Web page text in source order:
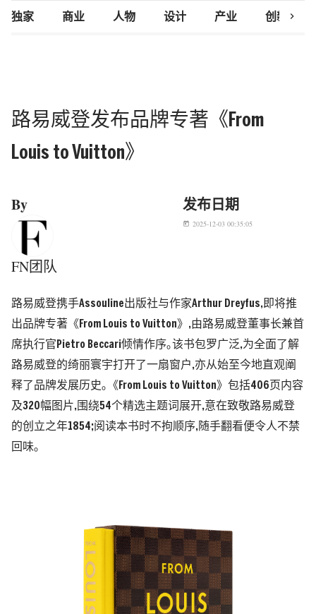
独家 商业 人物 设计 产业 创新研究
chevron_right
路易威登发布品牌专著《From
Louis to Vuitton》
By
FN团队
发布日期
today 2025-12-03 00:35:05
路易威登携手Assouline出版社与作家Arthur Dreyfus,即将推
出品牌专著《From Louis to Vuitton》,由路易威登董事长兼首
席执行官Pietro Beccari倾情作序｡该书包罗广泛,为全面了解
路易威登的绮丽寰宇打开了一扇窗户,亦从始至今地直观阐
释了品牌发展历史｡《From Louis to Vuitton》包括406页内容
及320幅图片,围绕54个精选主题词展开,意在致敬路易威登
的创立之年1854;阅读本书时不拘顺序,随手翻看便令人不禁
回味｡